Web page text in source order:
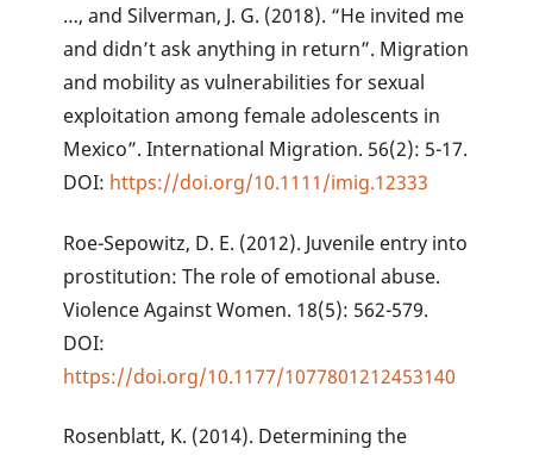
…, and Silverman, J. G. (2018). “He invited me
and didn’t ask anything in return”. Migration
and mobility as vulnerabilities for sexual
exploitation among female adolescents in
Mexico”. International Migration. 56(2): 5-17.
DOI: https://doi.org/10.1111/imig.12333
Roe-Sepowitz, D. E. (2012). Juvenile entry into
prostitution: The role of emotional abuse.
Violence Against Women. 18(5): 562-579.
DOI:
https://doi.org/10.1177/1077801212453140
Rosenblatt, K. (2014). Determining the